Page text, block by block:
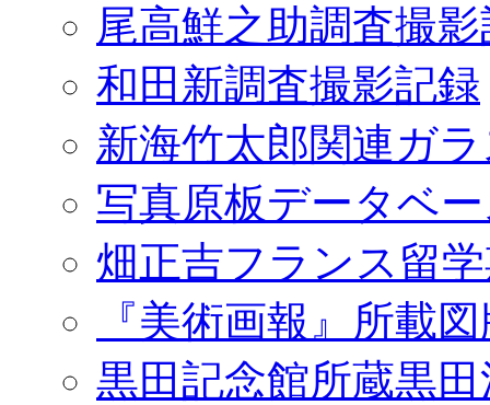
尾高鮮之助調査撮
和田新調査撮影記録
新海竹太郎関連ガ
写真原板データベ
畑正吉フランス留
『美術画報』所載
黒田記念館所蔵黒